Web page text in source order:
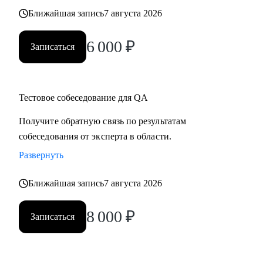
Ближайшая запись7 августа 2026
Записаться 6 000 ₽
Тестовое собеседование для QA
Получите обратную связь по результатам
собеседования от эксперта в области.
Развернуть
Ближайшая запись7 августа 2026
Записаться 8 000 ₽